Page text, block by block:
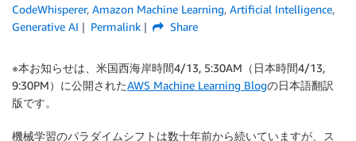
CodeWhisperer, Amazon Machine Learning, Artificial Intelligence,
Generative AI
Permalink Share
※本お知らせは、米国西海岸時間4/13, 5:30AM（日本時間4/13,
9:30PM）に公開されたAWS Machine Learning Blogの日本語翻訳
版です。
機械学習のパラダイムシフトは数十年前から続いていますが、ス